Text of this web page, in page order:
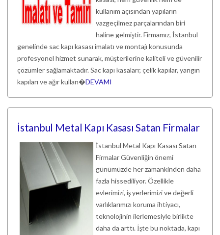
kullanım açısından yapıların
vazgeçilmez parçalarından biri
haline gelmiştir. Firmamız, İstanbul
genelinde sac kapı kasası imalatı ve montajı konusunda
profesyonel hizmet sunarak, müşterilerine kaliteli ve güvenilir
çözümler sağlamaktadır. Sac kapı kasaları; çelik kapılar, yangın
kapıları ve ağır kullan�DEVAMI
İstanbul Metal Kapı Kasası Satan Firmalar
İstanbul Metal Kapı Kasası Satan
Firmalar Güvenliğin önemi
günümüzde her zamankinden daha
fazla hissediliyor. Özellikle
evlerimizi, iş yerlerimizi ve değerli
varlıklarımızı koruma ihtiyacı,
teknolojinin ilerlemesiyle birlikte
daha da arttı. İşte bu noktada, kapı